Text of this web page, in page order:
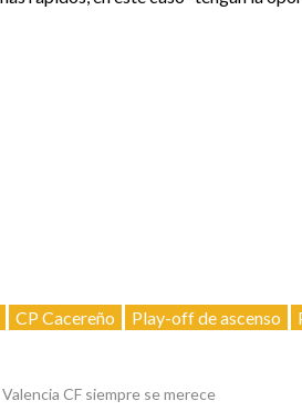
CP Cacereño Play-off de ascenso
CF siempre se merece